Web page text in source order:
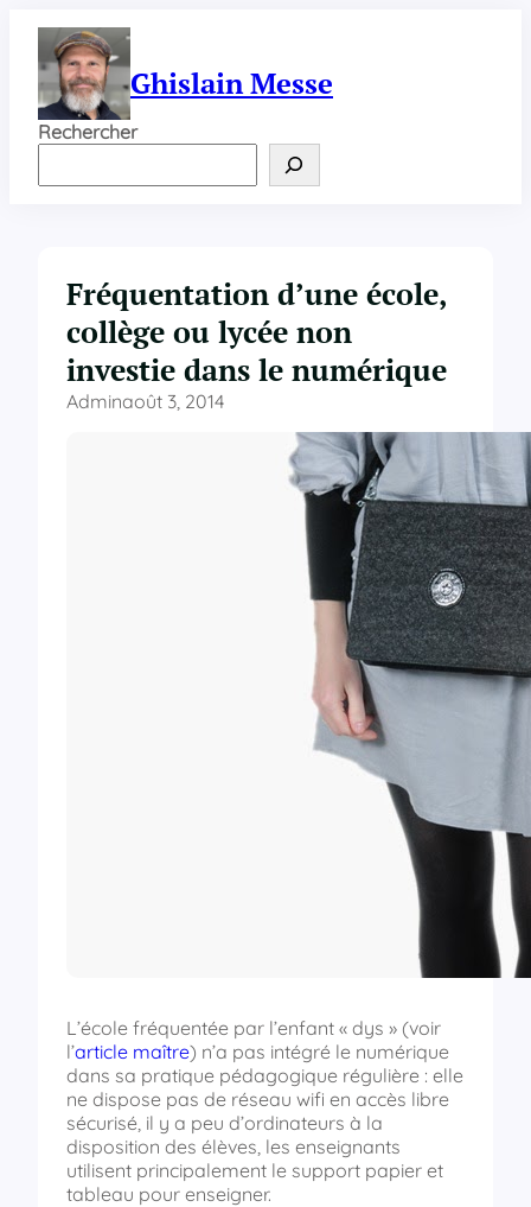
contenu
Ghislain Messe
Rechercher
Fréquentation d’une école,
collège ou lycée non
investie dans le numérique
Adminaoût 3, 2014
L’école fréquentée par l’enfant « dys » (voir
l’article maître) n’a pas intégré le numérique
dans sa pratique pédagogique régulière : elle
ne dispose pas de réseau wifi en accès libre
sécurisé, il y a peu d’ordinateurs à la
disposition des élèves, les enseignants
utilisent principalement le support papier et
tableau pour enseigner.